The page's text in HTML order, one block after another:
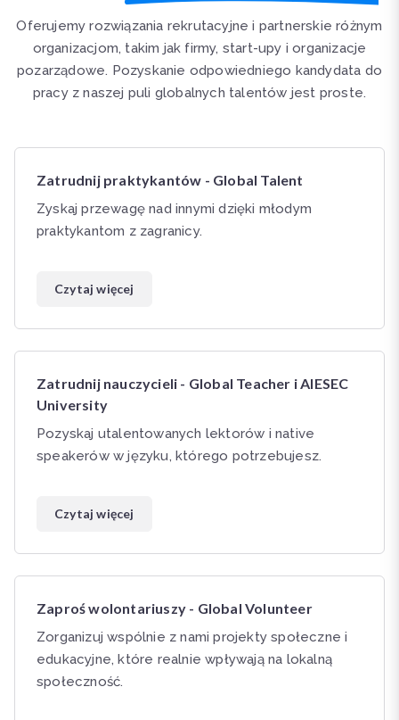
Oferujemy rozwiązania rekrutacyjne i partnerskie różnym
organizacjom, takim jak firmy, start-upy i organizacje
pozarządowe. Pozyskanie odpowiedniego kandydata do
pracy z naszej puli globalnych talentów jest proste.
Zatrudnij praktykantów - Global Talent
Zyskaj przewagę nad innymi dzięki młodym
praktykantom z zagranicy.
Czytaj więcej
Zatrudnij nauczycieli - Global Teacher i AIESEC
University
Pozyskaj utalentowanych lektorów i native
speakerów w języku, którego potrzebujesz.
Czytaj więcej
Zaproś wolontariuszy - Global Volunteer
Zorganizuj wspólnie z nami projekty społeczne i
edukacyjne, które realnie wpływają na lokalną
społeczność.